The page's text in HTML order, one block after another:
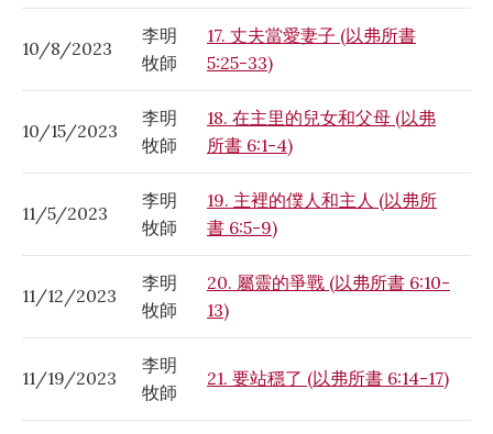
10/8/2023
李明
牧師
17. 丈夫當愛妻子 (以弗所書
5:25-33)
10/15/2023
李明
牧師
18. 在主里的兒女和父母 (以弗
所書 6:1-4)
11/5/2023
李明
牧師
19. 主裡的僕人和主人 (以弗所
書 6:5-9)
11/12/2023
李明
牧師
20. 屬靈的爭戰 (以弗所書 6:10-
13)
11/19/2023
李明
牧師
21. 要站穩了 (以弗所書 6:14-17)